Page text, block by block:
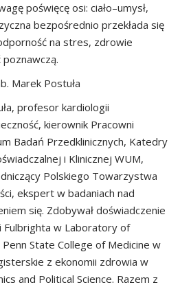
poświęcę osi: ciało–umysł,
bezpośrednio przekłada się
na stres, zdrowie
Marek Postuła
profesor kardiologii
kierownik Pracowni
Badań Przedklinicznych, Katedry
i Klinicznej WUM,
Polskiego Towarzystwa
ekspert w badaniach nad
się. Zdobywał doświadczenie
w Laboratory of
State College of Medicine w
z ekonomii zdrowia w
and Political Science. Razem z